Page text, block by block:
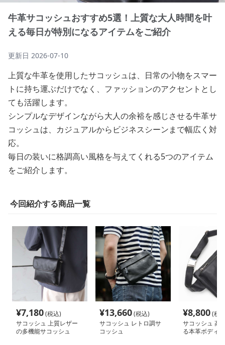
牛革サコッシュおすすめ5選！上質な大人時間を叶
える毎日が特別になるアイテムをご紹介
更新日 2026-07-10
上質な牛革を使用したサコッシュは、日常の小物をスマー
トに持ち運ぶだけでなく、ファッションのアクセントとし
ても活躍します。
シンプルなデザインながら大人の余裕を感じさせる牛革サ
コッシュは、カジュアルからビジネスシーンまで幅広く対
応。
毎日の装いに格調高い風格を与えてくれる5つのアイテム
をご紹介します。
今回紹介する商品一覧
¥7,180(税込)
サコッシュ 上質レザー
の多機能サコッシュ
¥13,660(税込)
サコッシュ レトロ調サ
コッシュ
¥8,800(税
サコッシュ 高
る本革ボディ